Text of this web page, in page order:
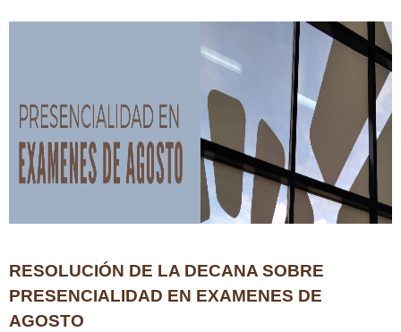
RESOLUCIÓN DE LA DECANA SOBRE
PRESENCIALIDAD EN EXAMENES DE
AGOSTO